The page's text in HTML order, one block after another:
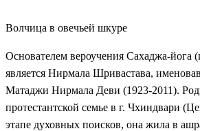
Волчица в овечьей шкуре
Основателем вероучения Сахаджа-йога
является Нирмала Шривастава,
Матаджи Нирмала Деви (1923-2011).
протестантской семье в г. Чхиндвари
этапе духовных поисков, она жила в